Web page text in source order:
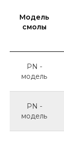
Модель
смолы
PN -
модель
PN -
модель
Pio Creat